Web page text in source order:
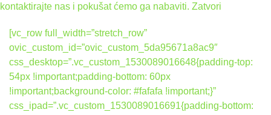
kontaktirajte nas i pokušat ćemo ga nabaviti. Zatvori
[vc_row full_width=”stretch_row”
ovic_custom_id=”ovic_custom_5da95671a8ac9″
css_desktop=”.vc_custom_1530089016648{padding-top:
54px !important;padding-bottom: 60px
!important;background-color: #fafafa !important;}”
css_ipad=”.vc_custom_1530089016691{padding-bottom: